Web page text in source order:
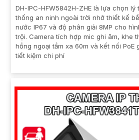
DH-IPC-HFW5842H-ZHE là lựa chọn
thống an ninh ngoài trời nhờ thiết kế
nước IP67 và độ phân giải 8MP cho
trội. Camera tích hợp mic ghi âm, khe
hồng ngoại tầm xa 60m và kết nối PoE
tiết kiệm chi phí